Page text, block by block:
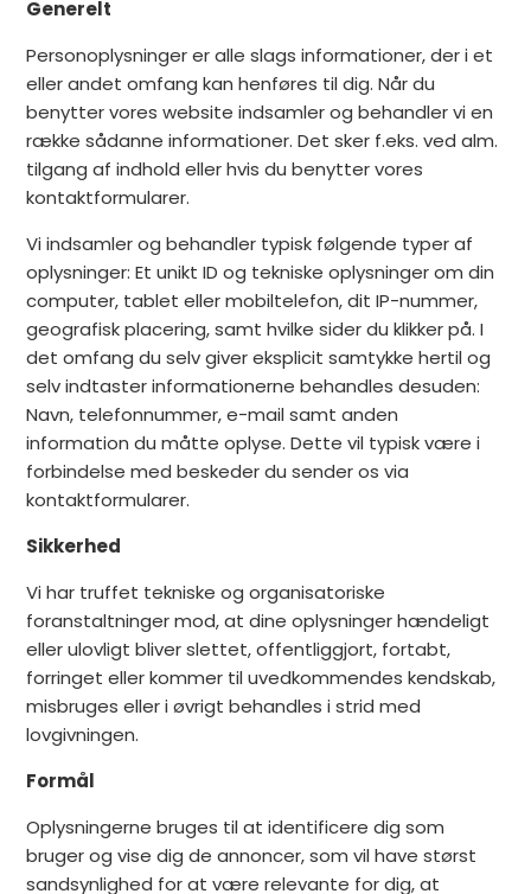
Generelt
Personoplysninger er alle slags informationer, der i et
eller andet omfang kan henføres til dig. Når du
benytter vores website indsamler og behandler vi en
række sådanne informationer. Det sker f.eks. ved alm.
tilgang af indhold eller hvis du benytter vores
kontaktformularer.
Vi indsamler og behandler typisk følgende typer af
oplysninger: Et unikt ID og tekniske oplysninger om din
computer, tablet eller mobiltelefon, dit IP-nummer,
geografisk placering, samt hvilke sider du klikker på. I
det omfang du selv giver eksplicit samtykke hertil og
selv indtaster informationerne behandles desuden:
Navn, telefonnummer, e-mail samt anden
information du måtte oplyse. Dette vil typisk være i
forbindelse med beskeder du sender os via
kontaktformularer.
Sikkerhed
Vi har truffet tekniske og organisatoriske
foranstaltninger mod, at dine oplysninger hændeligt
eller ulovligt bliver slettet, offentliggjort, fortabt,
forringet eller kommer til uvedkommendes kendskab,
misbruges eller i øvrigt behandles i strid med
lovgivningen.
Formål
Oplysningerne bruges til at identificere dig som
bruger og vise dig de annoncer, som vil have størst
sandsynlighed for at være relevante for dig, at